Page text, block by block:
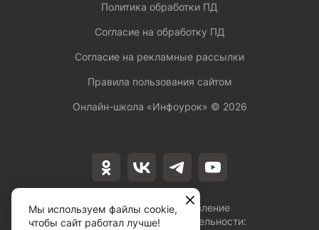
Лицензия на осуществление
образовательной деятельности:
Политика обработки ПД
Согласие на обработку ПД
Согласие на рекламные рассылки
Правила пользования сайтом
Онлайн-школа «Инфоурок» © 2026
Мы используем файлы cookie,
чтобы сайт работал лучше!